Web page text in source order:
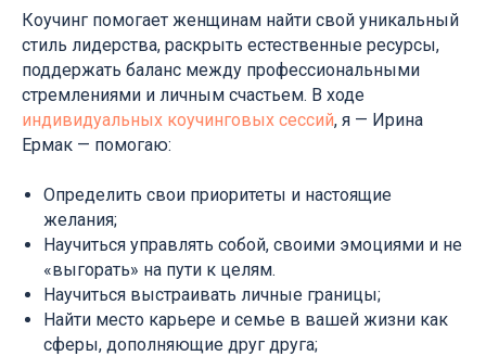
Коучинг помогает женщинам найти свой уникальный
стиль лидерства, раскрыть естественные ресурсы,
поддержать баланс между профессиональными
стремлениями и личным счастьем. В ходе
индивидуальных коучинговых сессий, я — Ирина
Ермак — помогаю:
Определить свои приоритеты и настоящие
желания;
Научиться управлять собой, своими эмоциями и не
«выгорать» на пути к целям.
Научиться выстраивать личные границы;
Найти место карьере и семье в вашей жизни как
сферы, дополняющие друг друга;